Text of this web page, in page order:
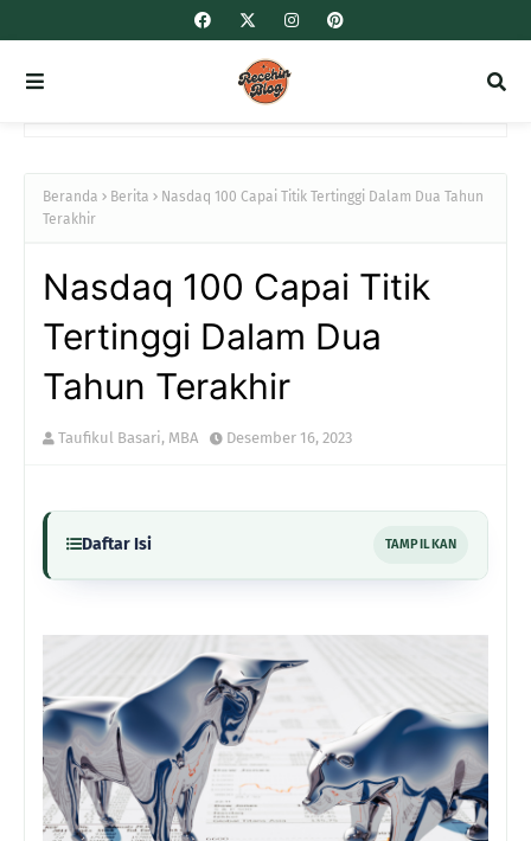
Beranda Berita
Nasdaq 100 Capai Titik Tertinggi Dalam Dua Tahun
Terakhir
Nasdaq 100 Capai Titik
Tertinggi Dalam Dua
Tahun Terakhir
Taufikul Basari, MBA Desember 16, 2023
Daftar Isi TAMPILKAN